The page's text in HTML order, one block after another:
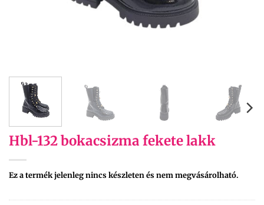
Hbl-132 bokacsizma fekete lakk
Ez a termék jelenleg nincs készleten és nem megvásárolható.